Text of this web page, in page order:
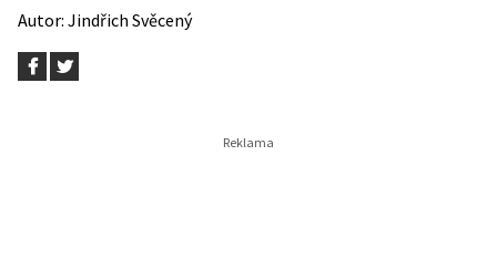
Autor: Jindřich Svěcený